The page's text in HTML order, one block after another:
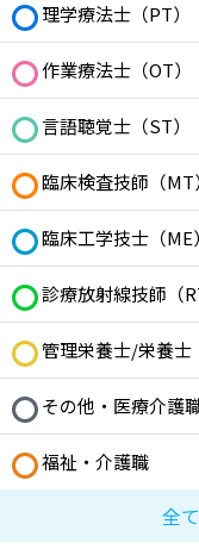
理学療法士（PT）
作業療法士（OT）
言語聴覚士（ST）
臨床検査技師（MT）
臨床工学技士（ME）
診療放射線技師（
管理栄養士/栄養士
その他・医療介護
福祉・介護職
全